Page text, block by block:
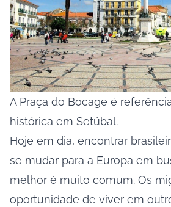
A Praça do Bocage é
histórica em Setúbal.
Hoje em dia, encontrar
se mudar para a Europa em
melhor é muito comum. Os
oportunidade de viver em